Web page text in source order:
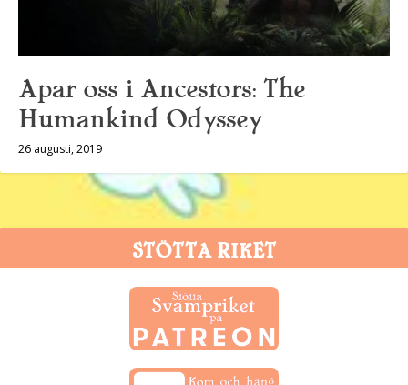
Apar oss i Ancestors: The
Humankind Odyssey
26 augusti, 2019
STÖTTA RIKET